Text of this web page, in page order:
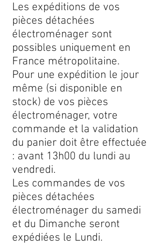
Les expéditions de vos
pièces détachées
électroménager sont
possibles uniquement en
France métropolitaine.
Pour une expédition le jour
même (si disponible en
stock) de vos pièces
électroménager, votre
commande et la validation
du panier doit être effectuée
: avant 13h00 du lundi au
vendredi.
Les commandes de vos
pièces détachées
électroménager du samedi
et du Dimanche seront
expédiées le Lundi.